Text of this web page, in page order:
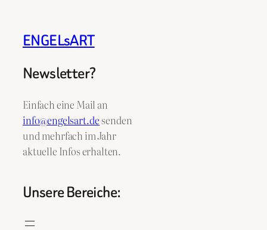
ENGELsART
Newsletter?
Einfach eine Mail an
info@engelsart.desenden
und mehrfach im Jahr
aktuelle Infos erhalten.
Unsere Bereiche: